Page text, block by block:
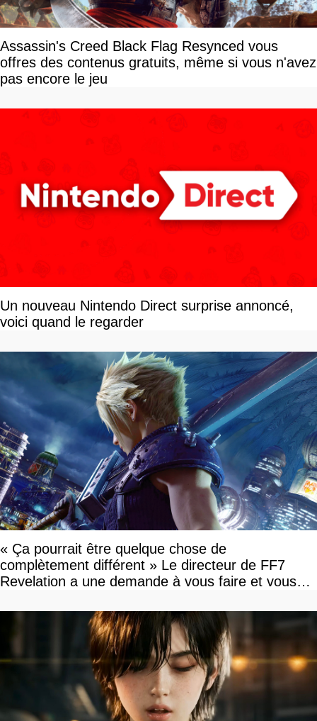
Assassin's Creed Black Flag Resynced vous
offres des contenus gratuits, même si vous n'avez
pas encore le jeu
Un nouveau Nintendo Direct surprise annoncé,
voici quand le regarder
« Ça pourrait être quelque chose de
complètement différent » Le directeur de FF7
Revelation a une demande à vous faire et vous